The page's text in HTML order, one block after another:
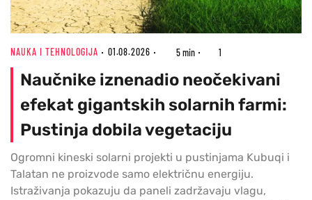
NAUKA I TEHNOLOGIJA 01.08.2026 5 min 1
Naučnike iznenadio neočekivani
efekat gigantskih solarnih farmi:
Pustinja dobila vegetaciju
Ogromni kineski solarni projekti u pustinjama Kubuqi i
Talatan ne proizvode samo električnu energiju.
Istraživanja pokazuju da paneli zadržavaju vlagu,